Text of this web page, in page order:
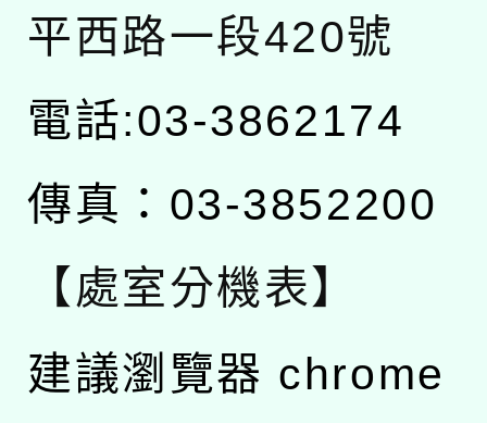
平西路一段420號
電話:03-3862174
傳真：03-3852200
【處室分機表】
建議瀏覽器 chrome